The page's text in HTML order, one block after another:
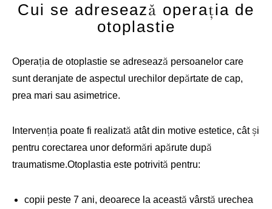
Cui se adresează operația de
otoplastie
Operația de otoplastie se adresează persoanelor care
sunt deranjate de aspectul urechilor depărtate de cap,
prea mari sau asimetrice.
Intervenția poate fi realizată atât din motive estetice, cât și
pentru corectarea unor deformări apărute după
traumatisme.Otoplastia este potrivită pentru:
copii peste 7 ani, deoarece la această vârstă urechea